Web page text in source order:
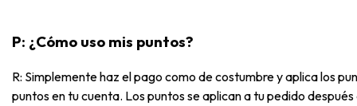
P: ¿Cómo uso mis puntos?
R: Simplemente haz el pago como de costumbre y aplica los
puntos en tu cuenta. Los puntos se aplican a tu pedido